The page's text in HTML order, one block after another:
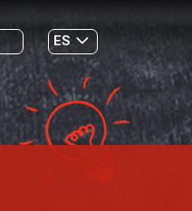
ES
GL